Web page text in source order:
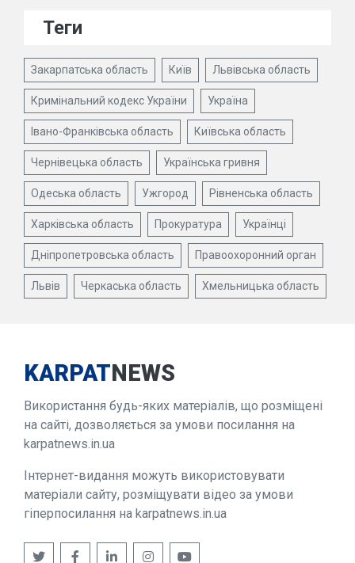
Теги
Закарпатська область Київ Львівська область
Кримінальний кодекс України Україна
Івано-Франківська область Київська область
Чернівецька область Українська гривня
Одеська область Ужгород Рівненська область
Харківська область Прокуратура Українці
Дніпропетровська область Правоохоронний орган
Львів Черкаська область Хмельницька область
KARPATNEWS
Використання будь-яких матеріалів, що розміщені
на сайті, дозволяється за умови посилання на
karpatnews.in.ua
Інтернет-видання можуть використовувати
матеріали сайту, розміщувати відео за умови
гіперпосилання на karpatnews.in.ua